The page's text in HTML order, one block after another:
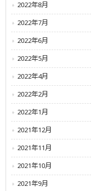
2022年8月
2022年7月
2022年6月
2022年5月
2022年4月
2022年2月
2022年1月
2021年12月
2021年11月
2021年10月
2021年9月